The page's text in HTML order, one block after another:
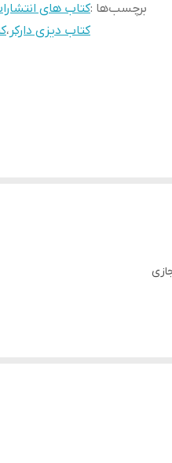
برچسب‌ها :کتاب های
کتاب دیزی دارکر ،